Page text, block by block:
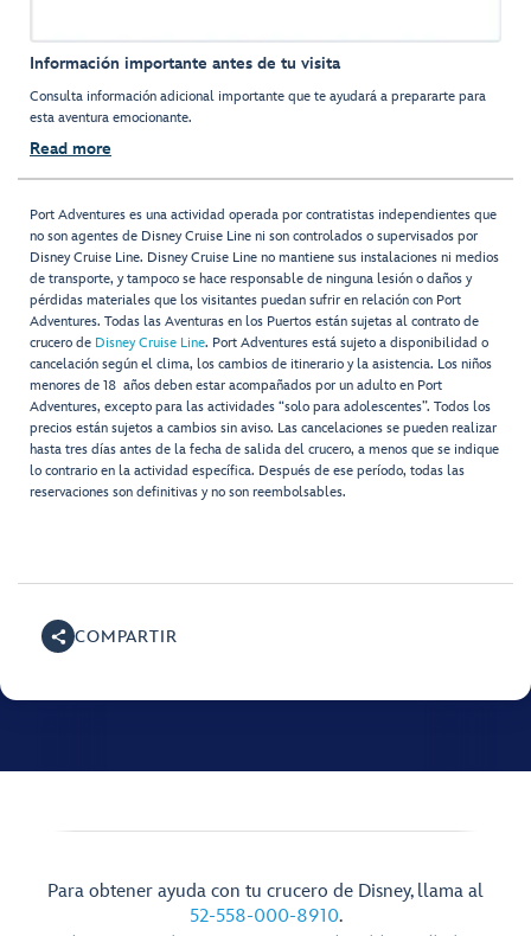
Información importante antes de tu visita
Consulta información adicional importante que te ayudará a prepararte para
esta aventura emocionante.
Read more
Port Adventures es una actividad operada por contratistas independientes que
no son agentes de Disney Cruise Line ni son controlados o supervisados por
Disney Cruise Line. Disney Cruise Line no mantiene sus instalaciones ni medios
de transporte, y tampoco se hace responsable de ninguna lesión o daños y
pérdidas materiales que los visitantes puedan sufrir en relación con Port
Adventures. Todas las Aventuras en los Puertos están sujetas al contrato de
crucero de Disney Cruise Line. Port Adventures está sujeto a disponibilidad o
cancelación según el clima, los cambios de itinerario y la asistencia. Los niños
menores de 18 años deben estar acompañados por un adulto en Port
Adventures, excepto para las actividades “solo para adolescentes”. Todos los
precios están sujetos a cambios sin aviso. Las cancelaciones se pueden realizar
hasta tres días antes de la fecha de salida del crucero, a menos que se indique
lo contrario en la actividad específica. Después de ese período, todas las
reservaciones son definitivas y no son reembolsables.
COMPARTIR
Para obtener ayuda con tu crucero de Disney, llama al
52-558-000-8910.